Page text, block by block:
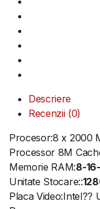
Descriere
Recenzii (0)
Procesor:8 x 2000
Processor 8M
Memorie RAM:8-
Unitate Stocare::
Placa Video:Intel??